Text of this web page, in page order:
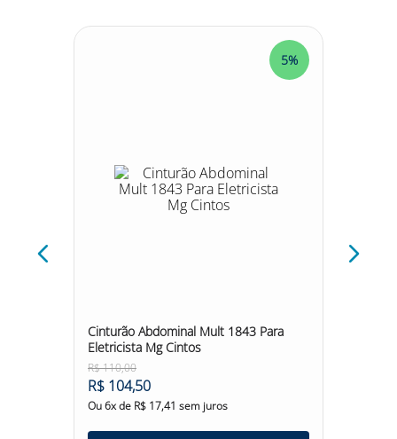
5%
Cinturão Abdominal Mult 1843 Para
Eletricista Mg Cintos
R$110,00
R$ 104,50
Ou6x de R$ 17,41 sem juros